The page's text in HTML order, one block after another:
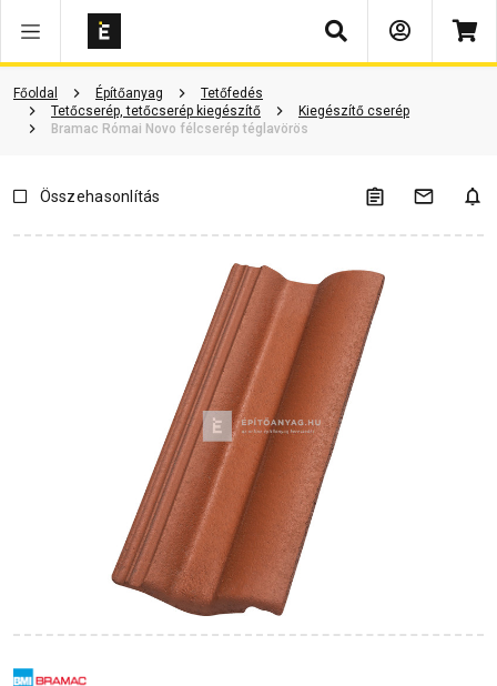
Keresés
Főoldal Építőanyag
Tetőfedés
Tetőcserép, tetőcserép kiegészítő
Kiegészítő cserép
Bramac Római Novo félcserép téglavörös
Dokumentumok Kérdések és válaszok
Összehasonlítás